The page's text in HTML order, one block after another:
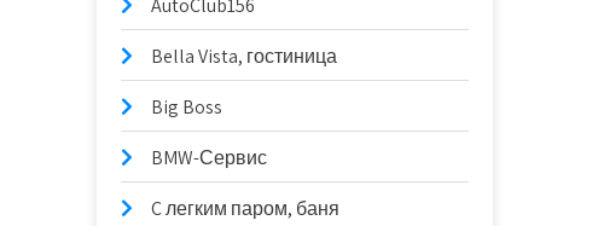
AutoClub156
Bella Vista, гостиница
Big Boss
BMW-Сервис
C легким паром, баня